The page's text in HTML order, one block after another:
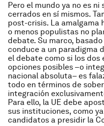
Pero el mundo ya no es
cerrados en sí mismos.
post-crisis. La amalgama
o menos populistas no
debate. Su marco,
conduce a un paradigma
el debate como si los dos
opciones posibles –o
nacional absoluta– es
todo en términos de
integración
Para ello, la UE debe
sus instituciones, como
candidatos a presidir la